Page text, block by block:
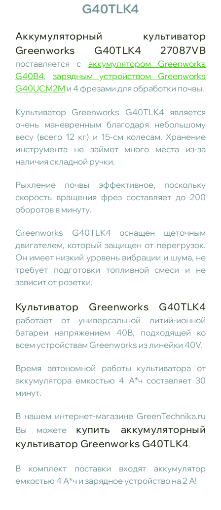
G40TLK4
Аккумуляторный культиватор
Greenworks G40TLK4 27087VB
поставляется с аккумулятором Greenworks
G40B4, зарядным устройством Greenworks
G40UCM2M и 4 фрезами для обработки почвы.
Культиватор Greenworks G40TLK4 является
очень маневренным благодаря небольшому
весу (всего 12 кг) и 15-см колесам. Хранение
инструмента не займет много места из-за
наличия складной ручки.
Рыхление почвы эффективное, поскольку
скорость вращения фрез составляет до 200
оборотов в минуту.
Greenworks G40TLK4 оснащен щеточным
двигателем, который защищен от перегрузок.
Он имеет низкий уровень вибрации и шума, не
требует подготовки топливной смеси и не
зависит от розетки.
Культиватор Greenworks G40TLK4
работает от универсальной литий-ионной
батареи напряжением 40В, подходящей ко
всем устройствам Greenworks из линейки 40V.
Время автономной работы культиватора от
аккумулятора емкостью 4 А*ч составляет 30
минут.
В нашем интернет-магазине GreenTechnika.ru
Вы можете купить аккумуляторный
культиватор Greenworks G40TLK4.
В комплект поставки входят аккумулятор
емкостью 4 А*ч и зарядное устройство на 2 А!